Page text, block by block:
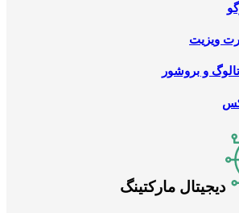
ویزیت
و بروشور
دیجیتال مارکتینگ